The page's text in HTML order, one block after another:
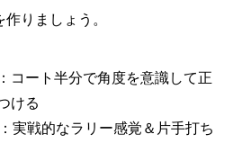
りましょう。
コート半分で角度を意識して正
ける
実戦的なラリー感覚＆片手打ち